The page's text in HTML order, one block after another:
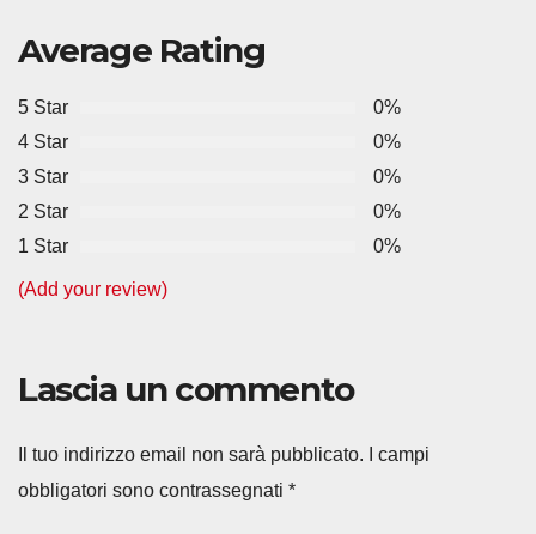
Average Rating
5 Star
0%
4 Star
0%
3 Star
0%
2 Star
0%
1 Star
0%
(Add your review)
Lascia un commento
Il tuo indirizzo email non sarà pubblicato.
I campi
obbligatori sono contrassegnati *